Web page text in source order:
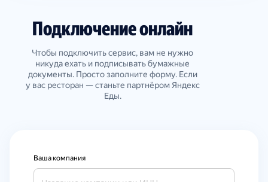
Подключение онлайн
Чтобы подключить сервис, вам не нужно
никуда ехать и подписывать бумажные
документы. Просто заполните форму. Если
у вас ресторан — станьте партнёром Яндекс
Еды.
Ваша компания